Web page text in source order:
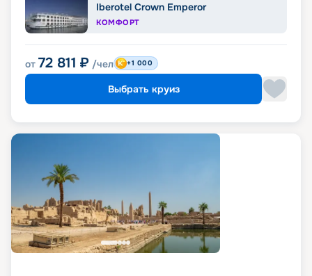
Iberotel Crown Emperor
КОМФОРТ
от 72 811 ₽ /чел +1 000
Выбрать круиз